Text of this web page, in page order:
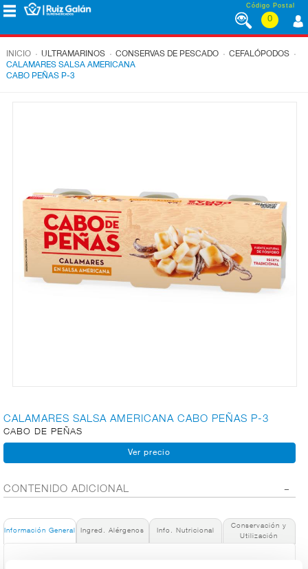
Saltar al contenido Código Postal
0
CORPORATIVO
AL
FRUTAS Y
INICIO . ULTRAMARINOS . CONSERVAS DE PESCADO . CEFALÓPODOS .
CALAMARES SALSA AMERICANA
CABO PEÑAS P-3
CALAMARES SALSA AMERICANA CABO PEÑAS P-3
CABO DE PEÑAS
CONTENIDO ADICIONAL
Información General Ingred. Alérgenos Info. Nutricional
Conservación y
Utilización